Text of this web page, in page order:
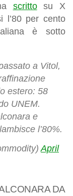
scrittosu X
l’80 per cento
è sotto
a Vitol,
estero: 58
UNEM.
e
l’80%.
April
DA